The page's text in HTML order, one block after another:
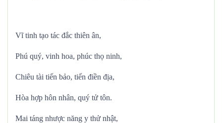
Vĩ tinh tạo tác đắc thiên ân,
Phú quý, vinh hoa, phúc thọ ninh,
Chiêu tài tiến bảo, tiến điền địa,
Hòa hợp hôn nhân, quý tử tôn.
Mai táng nhược năng y thử nhật,